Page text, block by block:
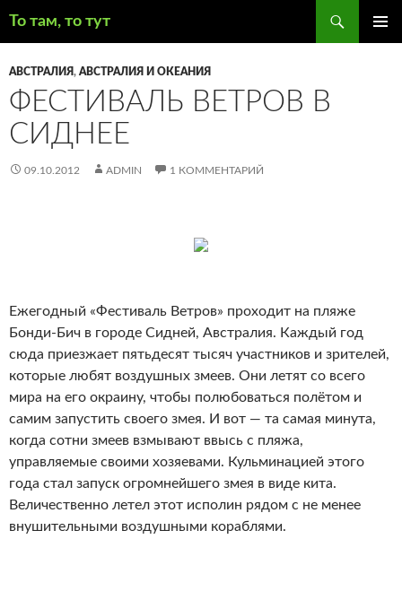
То там, то тут
СОДЕРЖИМОМУ
АВСТРАЛИЯ, АВСТРАЛИЯ И ОКЕАНИЯ
ФЕСТИВАЛЬ ВЕТРОВ В
СИДНЕЕ
09.10.2012 ADMIN 1 КОММЕНТАРИЙ
Ежегодный «Фестиваль Ветров» проходит на пляже
Бонди-Бич в городе Сидней, Австралия. Каждый год
сюда приезжает пятьдесят тысяч участников и зрителей,
которые любят воздушных змеев. Они летят со всего
мира на его окраину, чтобы полюбоваться полётом и
самим запустить своего змея. И вот — та самая минута,
когда сотни змеев взмывают ввысь с пляжа,
управляемые своими хозяевами. Кульминацией этого
года стал запуск огромнейшего змея в виде кита.
Величественно летел этот исполин рядом с не менее
внушительными воздушными кораблями.